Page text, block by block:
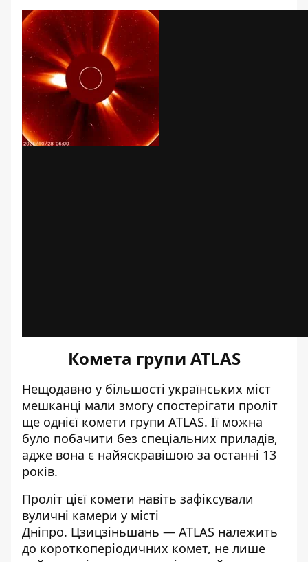
Комета групи ATLAS
Нещодавно у більшості українських міст
мешканці мали змогу спостерігати проліт
ще однієї комети групи ATLAS. Її можна
було побачити без спеціальних приладів,
адже вона є найяскравішою за останні 13
років.
Проліт цієї комети навіть зафіксували
вуличні камери у місті
Дніпро. Цзицзіньшань — ATLAS належить
до короткоперіодичних комет, не лише